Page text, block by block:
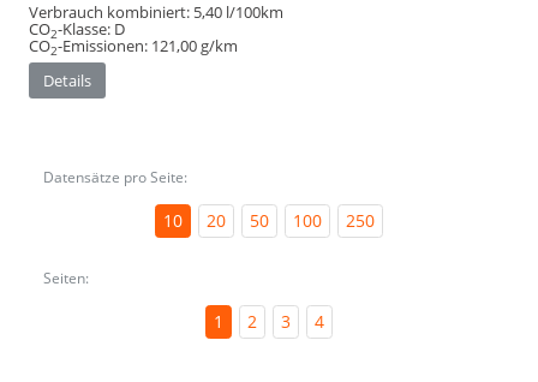
Verbrauch kombiniert: 5,40 l/100km
CO2-Klasse: D
CO2-Emissionen: 121,00 g/km
Details
Datensätze pro Seite:
10 20 50 100 250
Seiten:
1 2 3 4